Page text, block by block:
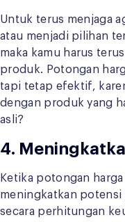
Untuk terus menjaga
atau menjadi pilihan
maka kamu harus
produk. Potongan
tapi tetap efektif,
dengan produk yang
asli?
4.
Ketika potongan
meningkatkan potensi
secara perhitungan